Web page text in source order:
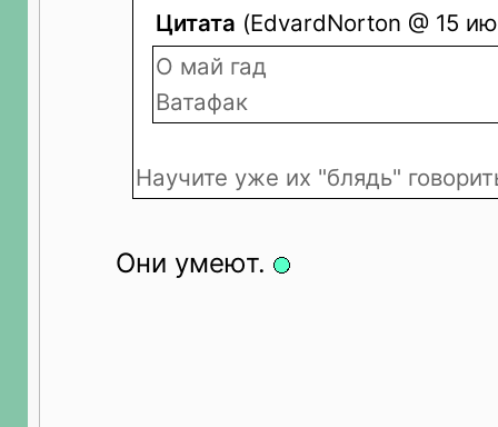
Цитата (EdvardNorton @ 15
О май гад
Ватафак
Научите уже их "блядь"
Они умеют.